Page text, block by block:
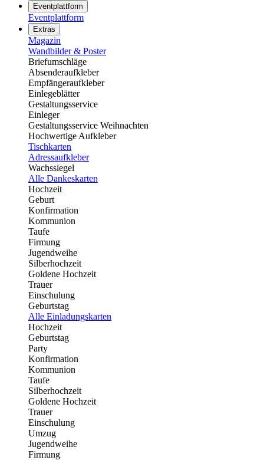
Eventplattform
Eventplattform
Extras
Magazin
Wandbilder & Poster
Briefumschläge
Absenderaufkleber
Empfängeraufkleber
Einlegeblätter
Gestaltungsservice
Einleger
Gestaltungsservice Weihnachten
Hochwertige Aufkleber
Tischkarten
Adressaufkleber
Wachssiegel
Alle Dankeskarten
Hochzeit
Geburt
Konfirmation
Kommunion
Taufe
Firmung
Jugendweihe
Silberhochzeit
Goldene Hochzeit
Trauer
Einschulung
Geburtstag
Alle Einladungskarten
Hochzeit
Geburtstag
Party
Konfirmation
Kommunion
Taufe
Silberhochzeit
Goldene Hochzeit
Trauer
Einschulung
Umzug
Jugendweihe
Firmung